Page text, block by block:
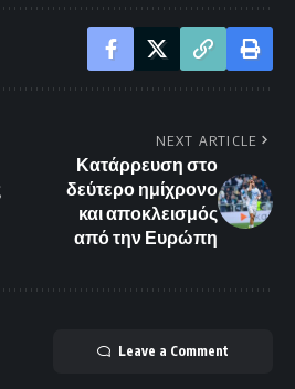
NEXT ARTICLE
Κατάρρευση στο
δεύτερο ημίχρονο
και αποκλεισμός
από την Ευρώπη
Leave a Comment